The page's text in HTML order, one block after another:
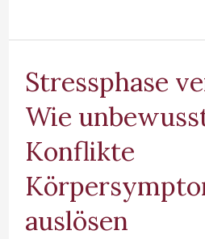
Stressphase
Wie
Konflikte
auslösen